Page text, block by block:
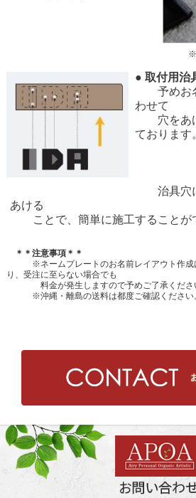
※
● 取付用治
予めお名
わせて
穴をあけ
ております
治具穴に
あける
ことで、簡単に施工することが
＊＊注意事項＊＊
※ネームプレートのお名前レイアウト作成
り、受注に至らない場合でも
料金が発生しますので予めご了承くださ
※沖縄・離島の送料は都度ご確認ください